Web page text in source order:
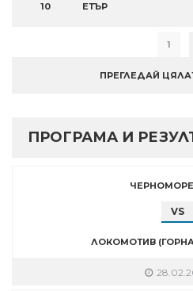
10 ЕТЪР
1
ПРЕГЛЕДАЙ
ПРОГРАМА И
VS
ЛОКОМОТИВ